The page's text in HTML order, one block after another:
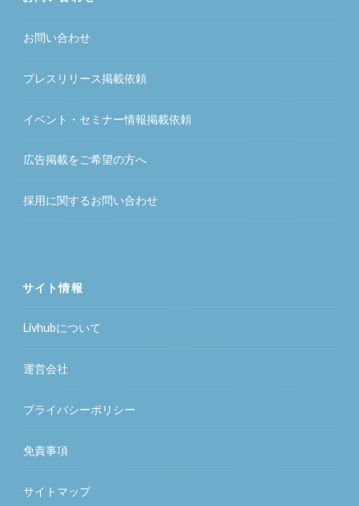
お問い合わせ
プレスリリース掲載依頼
イベント・セミナー情報掲載依頼
広告掲載をご希望の方へ
採用に関するお問い合わせ
サイト情報
Livhubについて
運営会社
プライバシーポリシー
免責事項
サイトマップ